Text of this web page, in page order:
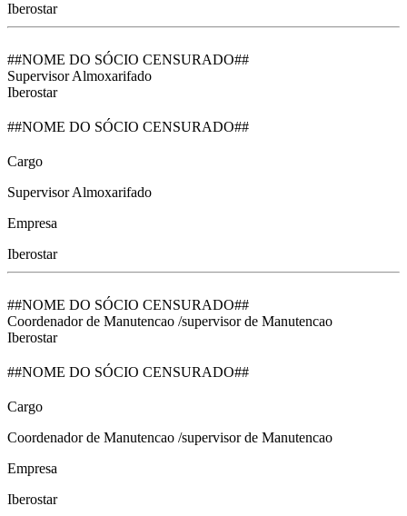
Iberostar
##NOME DO SÓCIO CENSURADO##
Supervisor Almoxarifado
Iberostar
##NOME DO SÓCIO CENSURADO##
Cargo
Supervisor Almoxarifado
Empresa
Iberostar
##NOME DO SÓCIO CENSURADO##
Coordenador de Manutencao /supervisor de Manutencao
Iberostar
##NOME DO SÓCIO CENSURADO##
Cargo
Coordenador de Manutencao /supervisor de Manutencao
Empresa
Iberostar